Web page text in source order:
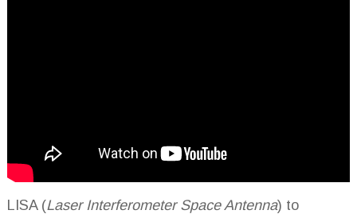
LISA (Laser Interferometer Space Antenna) to